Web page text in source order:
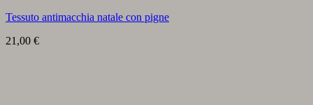
Tessuto antimacchia natale con pigne
21,00 €